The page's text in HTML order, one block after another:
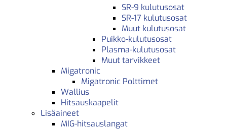
SR-9 kulutusosat
SR-17 kulutusosat
Muut kulutusosat
Puikko-kulutusosat
Plasma-kulutusosat
Muut tarvikkeet
Migatronic
Migatronic Polttimet
Wallius
Hitsauskaapelit
Lisäaineet
MIG-hitsauslangat